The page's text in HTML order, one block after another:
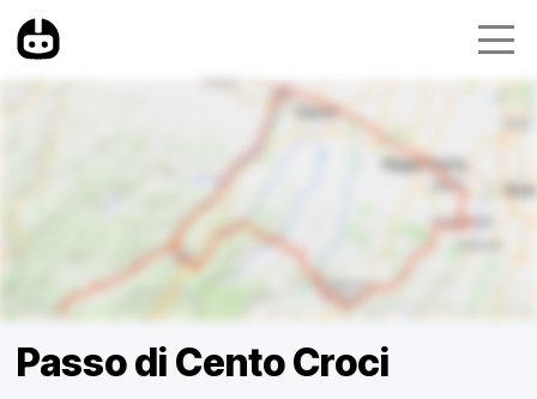
Passo di Cento Croci